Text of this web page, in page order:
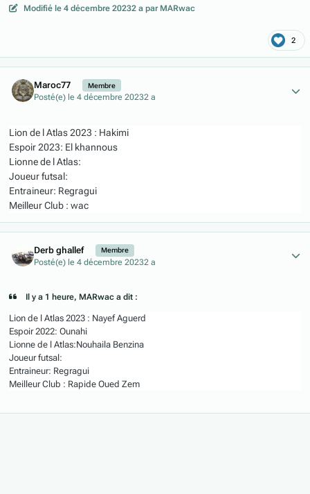
Modifié le 4 décembre 20232 a par MARwac
2
Maroc77 Membre
Posté(e) le 4 décembre 20232 a
Lion de l Atlas 2023 : Hakimi
Espoir 2023: El khannous
Lionne de l Atlas:
Joueur futsal:
Entraineur: Regragui
Meilleur Club : wac
Derb ghallef Membre
Posté(e) le 4 décembre 20232 a
Il y a 1 heure, MARwac a dit :
Lion de l Atlas 2023 : Nayef Aguerd
Espoir 2022: Ounahi
Lionne de l Atlas:Nouhaila Benzina
Joueur futsal:
Entraineur: Regragui
Meilleur Club : Rapide Oued Zem